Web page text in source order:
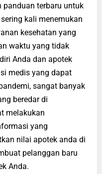
panduan terbaru untuk
kali menemukan
kesehatan yang
waktu yang tidak
Anda dan apotek
medis yang dapat
sangat banyak
beredar di
melakukan
yang
nilai apotek anda di
pelanggan baru
Anda.